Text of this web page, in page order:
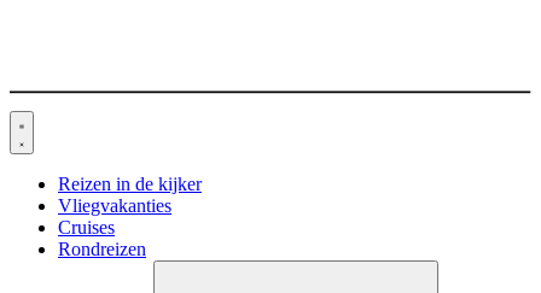
Reizen in de kijker
Vliegvakanties
Cruises
Rondreizen